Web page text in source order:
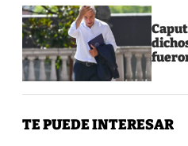
TE PUEDE INTERESAR